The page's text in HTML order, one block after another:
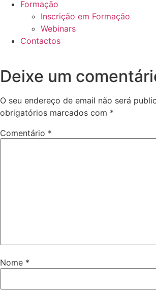
Formação
Inscrição em Formação
Webinars
Contactos
Deixe um
O seu endereço de email não será
obrigatórios marcados com *
Comentário *
Nome *